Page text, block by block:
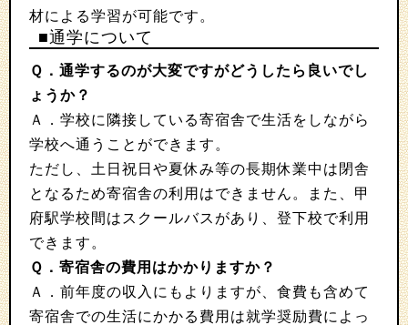
材による学習が可能です。
■通学について
Ｑ．通学するのが大変ですがどうしたら良いでし
ょうか？
Ａ．学校に隣接している寄宿舎で生活をしながら
学校へ通うことができます。
ただし、土日祝日や夏休み等の長期休業中は閉舎
となるため寄宿舎の利用はできません。また、甲
府駅学校間はスクールバスがあり、登下校で利用
できます。
Ｑ．寄宿舎の費用はかかりますか？
Ａ．前年度の収入にもよりますが、食費も含めて
寄宿舎での生活にかかる費用は就学奨励費によっ